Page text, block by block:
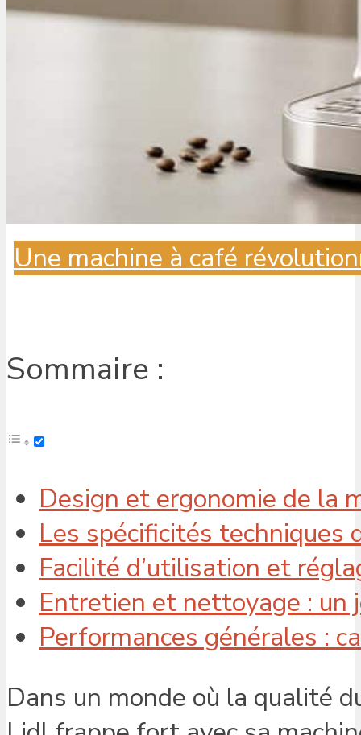
Une machine à café
Sommaire :
Design et ergonomie de la
Les spécificités techniques
Facilité d’utilisation et
Entretien et nettoyage : un
Performances générales :
Dans un monde où la qualité